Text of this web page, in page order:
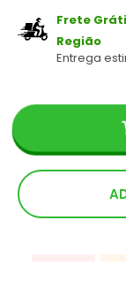
Frete
Região
Entrega